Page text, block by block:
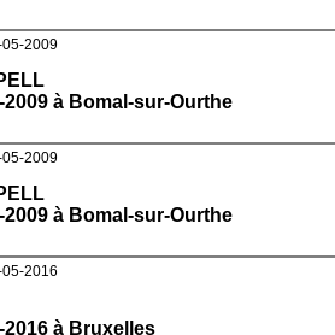
05-2009
2009 à Bomal-sur-Ourthe
05-2009
2009 à Bomal-sur-Ourthe
2016
2016 à Bruxelles